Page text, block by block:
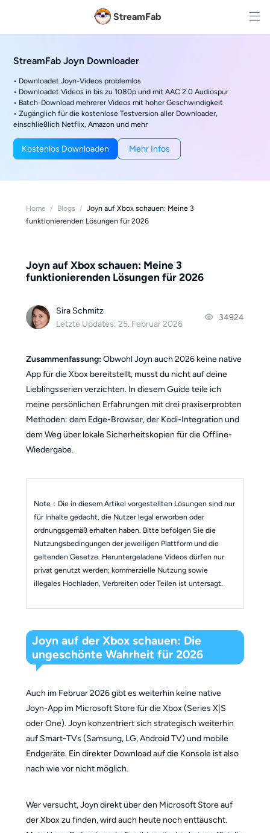
StreamFab
StreamFab Joyn Downloader
• Downloadet Joyn-Videos problemlos
• Downloadet Videos in bis zu 1080p und mit AAC 2.0 Audiospur
• Batch-Download mehrerer Videos mit hoher Geschwindigkeit
• Zugänglich für die kostenlose Testversion aller Downloader,
einschließlich Netflix, Amazon und mehr
Kostenlos Downloaden Mehr Infos
Home / Blogs / Joyn auf Xbox schauen: Meine 3
funktionierenden Lösungen für 2026
Joyn auf Xbox schauen: Meine 3
funktionierenden Lösungen für 2026
Sira Schmitz
Letzte Updates: 25. Februar 2026
34924
Zusammenfassung: Obwohl Joyn auch 2026 keine native
App für die Xbox bereitstellt, musst du nicht auf deine
Lieblingsserien verzichten. In diesem Guide teile ich
meine persönlichen Erfahrungen mit drei praxiserprobten
Methoden: dem Edge-Browser, der Kodi-Integration und
dem Weg über lokale Sicherheitskopien für die Offline-
Wiedergabe.
Note： Die in diesem Artikel vorgestellten Lösungen sind nur
für Inhalte gedacht, die Nutzer legal erworben oder
ordnungsgemäß erhalten haben. Bitte befolgen Sie die
Nutzungsbedingungen der jeweiligen Plattform und die
geltenden Gesetze. Heruntergeladene Videos dürfen nur
privat genutzt werden; kommerzielle Nutzung sowie
illegales Hochladen, Verbreiten oder Teilen ist untersagt.
Joyn auf der Xbox schauen: Die
ungeschönte Wahrheit für 2026
Auch im Februar 2026 gibt es weiterhin keine native
Joyn-App im Microsoft Store für die Xbox (Series X|S
oder One). Joyn konzentriert sich strategisch weiterhin
auf Smart-TVs (Samsung, LG, Android TV) und mobile
Endgeräte. Ein direkter Download auf die Konsole ist also
nach wie vor nicht möglich.
Wer versucht, Joyn direkt über den Microsoft Store auf
der Xbox zu finden, wird auch heute noch enttäuscht.